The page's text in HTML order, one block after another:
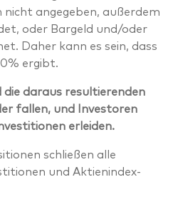
angegeben, außerdem
oder Bargeld und/oder
Daher kann es sein, dass
ergibt.
daraus resultierenden
fallen, und Investoren
erleiden.
schließen alle
und Aktienindex-